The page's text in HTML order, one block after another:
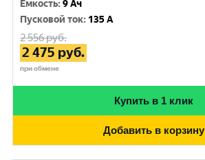
Емкость:9 Ач
Пусковой ток: 135 A
2 556руб.
2 475 руб.
при обмене
Купить в 1 клик
Добавить в корзину